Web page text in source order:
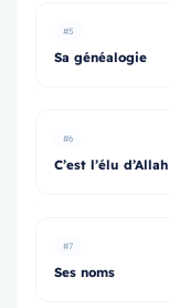
#5
Sa généalogie
#6
C’est l’élu d’Allah
#7
Ses noms